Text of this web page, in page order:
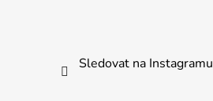
Sledovat na Instagramu